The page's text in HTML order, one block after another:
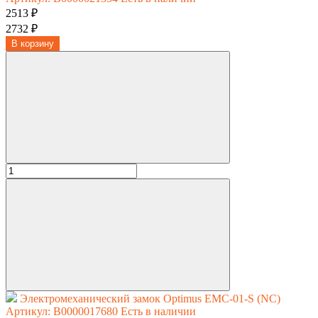
2513 ₽
2732 ₽
В корзину
Электромеханический замок Optimus EMC-01-S (NC)
Артикул: В0000017680 Есть в наличии